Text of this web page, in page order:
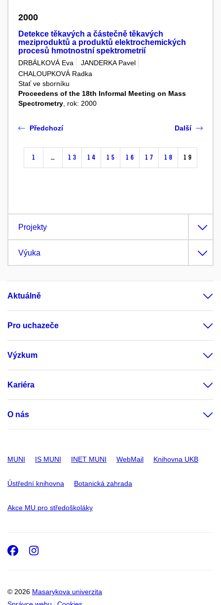
2000
Detekce těkavých a částečně těkavých
meziproduktů a produktů elektrochemických
procesů hmotnostní spektrometrií
DRBÁLKOVÁ Eva
JANDERKA Pavel
CHALOUPKOVÁ Radka
Stať ve sborníku
Proceedens of the 18th Informal Meeting on Mass
Spectrometry , rok: 2000
Předchozí
1 … 13 14 15 16 17 18 19
Další
Projekty
Výuka
Aktuálně
Pro uchazeče
Výzkum
Kariéra
O nás
MUNI IS MUNI INET MUNI WebMail Knihovna UKB
Ústřední knihovna Botanická zahrada
Akce MU pro středoškoláky
© 2026 Masarykova univerzita
Facebook
Instagram